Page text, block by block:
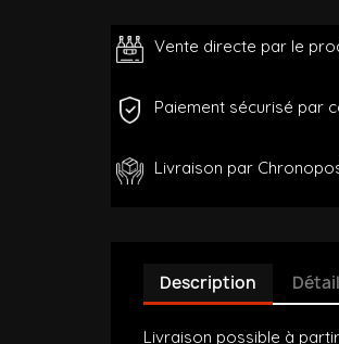
Vente directe par le
Paiement sécurisé par
Livraison par
Description
Livraison possible à